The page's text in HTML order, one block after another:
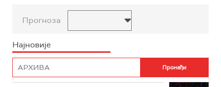
Прогноза
Најновије